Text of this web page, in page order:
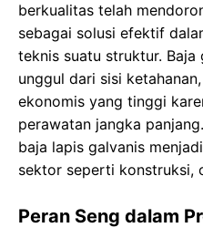
berkualitas telah
sebagai solusi efektif
teknis suatu struktur. Baja
unggul dari sisi
ekonomis yang tinggi
perawatan jangka
baja lapis galvanis
sektor seperti konstruksi,
Peran Seng dalam